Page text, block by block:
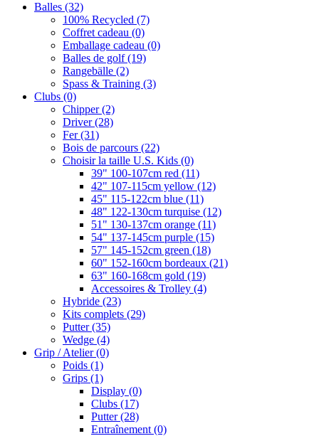
Balles (32)
100% Recycled (7)
Coffret cadeau (0)
Emballage cadeau (0)
Balles de golf(19)
Rangebälle (2)
Spass & Training (3)
Clubs (0)
Chipper(2)
Driver(28)
Fer(31)
Bois de parcours (22)
Choisir la taille U.S. Kids (0)
39" 100-107cm red (11)
42" 107-115cm yellow (12)
45" 115-122cm blue (11)
48" 122-130cm turquise (12)
51" 130-137cm orange (11)
54" 137-145cm purple (15)
57" 145-152cm green (18)
60" 152-160cm bordeaux (21)
63" 160-168cm gold (19)
Accessoires & Trolley (4)
Hybride (23)
Kits complets (29)
Putter(35)
Wedge (4)
Grip / Atelier(0)
Poids (1)
Grips (1)
Display (0)
Clubs (17)
Putter(28)
Entraînement (0)